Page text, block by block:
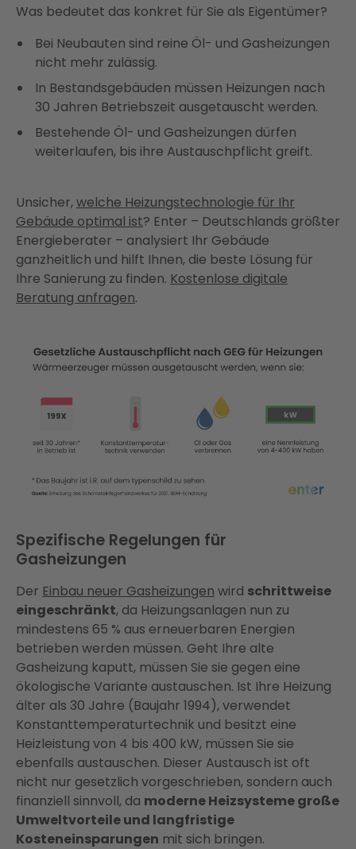
Was bedeutet das konkret für Sie als Eigentümer?
Bei Neubauten sind reine Öl- und Gasheizungen
nicht mehr zulässig.
In Bestandsgebäuden müssen Heizungen nach
30 Jahren Betriebszeit ausgetauscht werden.
Bestehende Öl- und Gasheizungen dürfen
weiterlaufen, bis ihre Austauschpflicht greift.
Unsicher, welche Heizungstechnologie für Ihr
Gebäude optimal ist? Enter – Deutschlands größter
Energieberater – analysiert Ihr Gebäude
ganzheitlich und hilft Ihnen, die beste Lösung für
Ihre Sanierung zu finden. Kostenlose digitale
Beratung anfragen.
Spezifische Regelungen für
Gasheizungen
Der Einbau neuer Gasheizungen wird schrittweise
eingeschränkt, da Heizungsanlagen nun zu
mindestens 65 % aus erneuerbaren Energien
betrieben werden müssen. Geht Ihre alte
Gasheizung kaputt, müssen Sie sie gegen eine
ökologische Variante austauschen. Ist Ihre Heizung
älter als 30 Jahre (Baujahr 1994), verwendet
Konstanttemperaturtechnik und besitzt eine
Heizleistung von 4 bis 400 kW, müssen Sie sie
ebenfalls austauschen. Dieser Austausch ist oft
nicht nur gesetzlich vorgeschrieben, sondern auch
finanziell sinnvoll, da moderne Heizsysteme große
Umweltvorteile und langfristige
Kosteneinsparungen mit sich bringen.